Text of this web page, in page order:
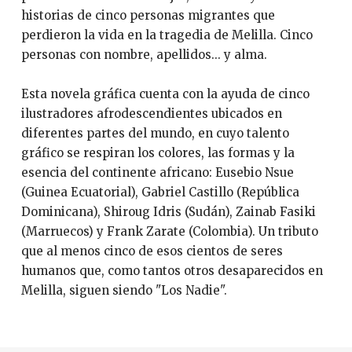
historias de cinco personas migrantes que
perdieron la vida en la tragedia de Melilla. Cinco
personas con nombre, apellidos... y alma.
Esta novela gráfica cuenta con la ayuda de cinco
ilustradores afrodescendientes ubicados en
diferentes partes del mundo, en cuyo talento
gráfico se respiran los colores, las formas y la
esencia del continente africano: Eusebio Nsue
(Guinea Ecuatorial), Gabriel Castillo (República
Dominicana), Shiroug Idris (Sudán), Zainab Fasiki
(Marruecos) y Frank Zarate (Colombia). Un tributo
que al menos cinco de esos cientos de seres
humanos que, como tantos otros desaparecidos en
Melilla, siguen siendo "Los Nadie".